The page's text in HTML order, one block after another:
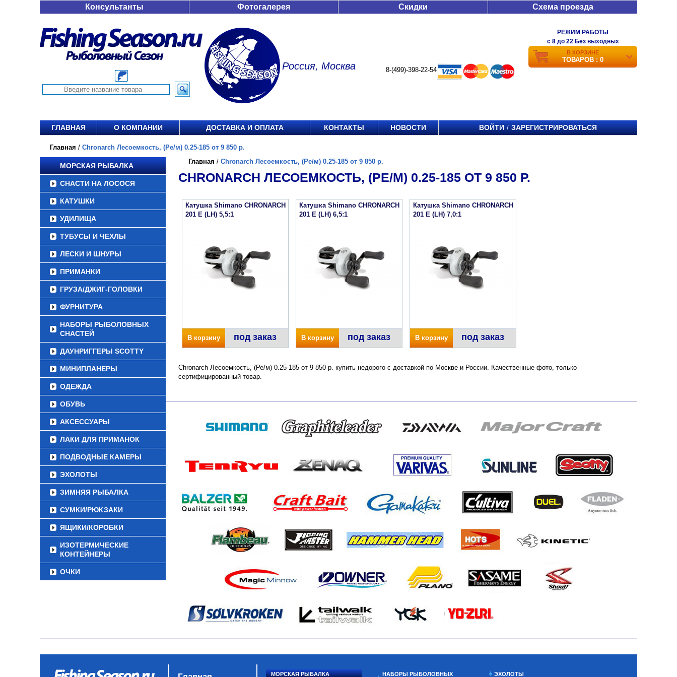
Консультанты Фотогалерея Скидки Схема проезда
Россия, Москва 8-(499)-398-22-54
РЕЖИМ РАБОТЫ
c 8 до 22 Без выходных
В КОРЗИНЕ
ТОВАРОВ : 0
ГЛАВНАЯ О КОМПАНИИ ДОСТАВКА И ОПЛАТА КОНТАКТЫ НОВОСТИ ВОЙТИ / ЗАРЕГИСТРИРОВАТЬСЯ
Главная / Chronarch Лесоемкость, (Ре/м) 0.25-185 от 9 850 р.
МОРСКАЯ РЫБАЛКА
СНАСТИ НА ЛОСОСЯ
КАТУШКИ
УДИЛИЩА
ТУБУСЫ И ЧЕХЛЫ
ЛЕСКИ И ШНУРЫ
ПРИМАНКИ
ГРУЗА/ДЖИГ-ГОЛОВКИ
ФУРНИТУРА
НАБОРЫ РЫБОЛОВНЫХ
СНАСТЕЙ
ДАУНРИГГЕРЫ SCOTTY
МИНИПЛАНЕРЫ
ОДЕЖДА
ОБУВЬ
АКСЕССУАРЫ
ЛАКИ ДЛЯ ПРИМАНОК
ПОДВОДНЫЕ КАМЕРЫ
ЭХОЛОТЫ
ЗИМНЯЯ РЫБАЛКА
СУМКИ/РЮКЗАКИ
ЯЩИКИ/КОРОБКИ
ИЗОТЕРМИЧЕСКИЕ
КОНТЕЙНЕРЫ
ОЧКИ
Главная / Chronarch Лесоемкость, (Ре/м) 0.25-185 от 9 850 р.
CHRONARCH ЛЕСОЕМКОСТЬ, (РЕ/М) 0.25-185 ОТ 9 850 Р.
Катушка Shimano CHRONARCH
201 E (LH) 5,5:1
В корзину под заказ
Катушка Shimano CHRONARCH
201 E (LH) 6,5:1
В корзину под заказ
Катушка Shimano CHRONARCH
201 E (LH) 7,0:1
В корзину под заказ
Chronarch Лесоемкость, (Ре/м) 0.25-185 от 9 850 р. купить недорого с доставкой по Москве и России. Качественные фото, только
сертифицированный товар.
МОРСКАЯ РЫБАЛКА НАБОРЫ РЫБОЛОВНЫХ ЭХОЛОТЫ